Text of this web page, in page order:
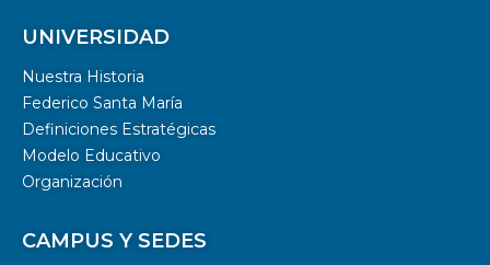
UNIVERSIDAD
Nuestra Historia
Federico Santa María
Definiciones Estratégicas
Modelo Educativo
Organización
CAMPUS Y SEDES